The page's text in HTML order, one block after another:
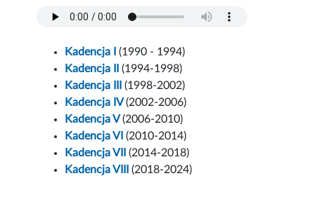
Kadencja I
(1990 - 1994)
Kadencja II
(1994-1998)
Kadencja III
(1998-2002)
Kadencja IV (2002-2006)
Kadencja V (2006-2010)
Kadencja VI (2010-2014)
Kadencja VII
(2014-2018)
Kadencja VIII
(2018-2024)